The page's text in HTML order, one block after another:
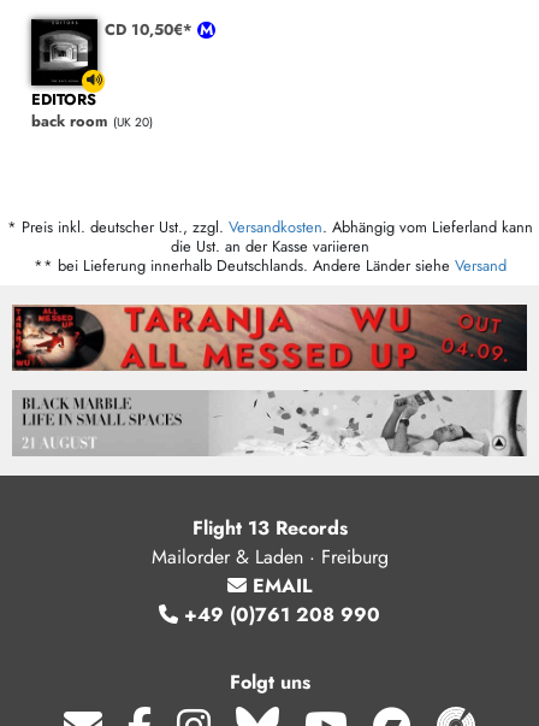
CD 10,50€*
EDITORS
back room (UK 20)
* Preis inkl. deutscher Ust., zzgl. Versandkosten. Abhängig vom Lieferland kann
die Ust. an der Kasse variieren
** bei Lieferung innerhalb Deutschlands. Andere Länder siehe Versand
Flight 13 Records
Mailorder & Laden · Freiburg
EMAIL
+49 (0)761 208 990
Folgt uns